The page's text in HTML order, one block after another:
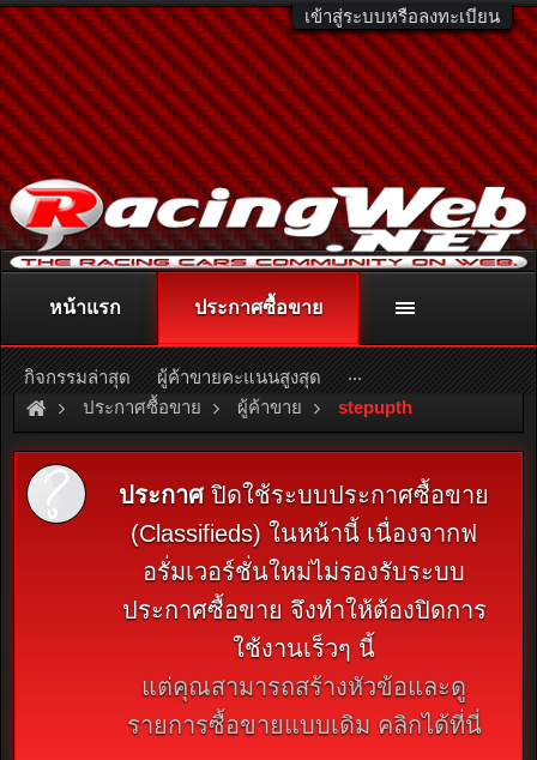
เข้าสู่ระบบหรือลงทะเบียน
ติดต่อลงโฆษณา racingweb@gmail.com
หรือโทร. 081-811-1138
หรืออ่านรายละเอียดเพิ่มเติม คลิกที่นี่
ประกาศซื้อขาย ผู้ค้าขาย stepupth
ประกาศปิดใช้ระบบประกาศซื้อขาย
(Classifieds) ในหน้านี้ เนื่องจากฟ
อรั่มเวอร์ชั่นใหม่ไม่รองรับระบบ
ประกาศซื้อขาย จึงทำให้ต้องปิดการ
ใช้งานเร็วๆ นี้
แต่คุณสามารถสร้างหัวข้อและดู
รายการซื้อขายแบบเดิม คลิกได้ที่นี่
หน้าแรก ประกาศซื้อขาย
กิจกรรมล่าสุด ผู้ค้าขายคะแนนสูงสุด ...